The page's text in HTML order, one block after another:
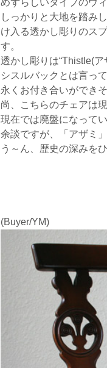
しっかりと大地を踏み
け入る透かし彫りのス
す。
透かし彫りは“Thistle(
シスルバックとは言っ
永くお付き合いができ
尚、こちらのチェアは
現在では廃盤になって
余談ですが、「アザミ
う～ん、歴史の深みを
(Buyer/YM)